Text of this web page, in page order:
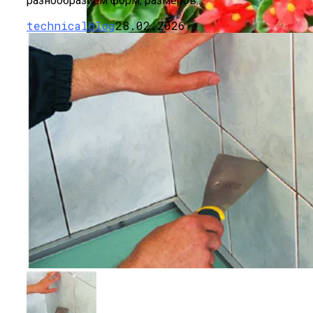
Бегонии: Красота И Нежность В Вашем
Саду
technicalblog28.02.2026